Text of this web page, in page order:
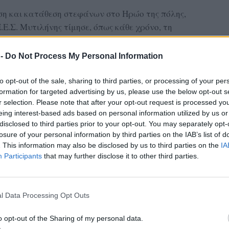
Do Not Process My Personal Information
opt-out of the sale, sharing to third parties, or processing of your
for targeted advertising by us, please use the below opt-out
selection. Please note that after your opt-out request is processed
interest-based ads based on personal information utilized by us
to third parties prior to your opt-out. You may separately
of your personal information by third parties on the IAB’s list of
This information may also be disclosed by us to third parties on the
Participants that may further disclose it to other third parties.
Data Processing Opt Outs
opt-out of the Sharing of my personal data.
και κατάθεση στεφάνων στο Ηρώο της πόλης,
Μυτιλήνης τίμησε, όπως κάθε χρόνο, τη
απελευθέρωση και την εθνική αξιοπρέπεια.
Ερυθρός Σταυρός της Μυτιλήνης
τη διαχρονική του παρουσία στα τοπικά
της εθελοντικής προσφοράς, της
τον συνάνθρωπο — αξίες που αποτελούν
Σταυρού.
στα αποτελέσματα αναζήτησης